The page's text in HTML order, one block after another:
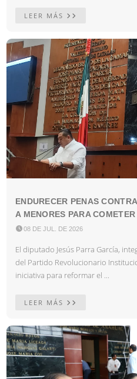
LEER MÁS
ENDURECER PENAS
A MENORES PARA
08 DE JUL. DE 2026
El diputado Jesús Parra García,
del Partido Revolucionario
iniciativa para reformar el ...
LEER MÁS